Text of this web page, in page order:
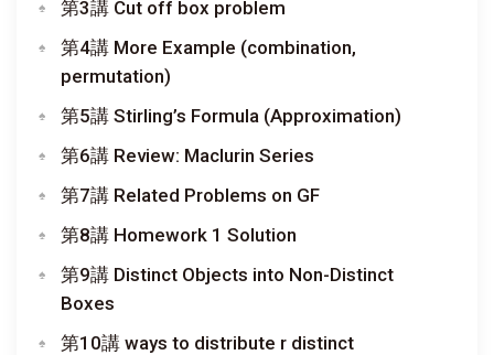
第3講 Cut off box problem
第4講 More Example (combination,
permutation)
第5講 Stirling’s Formula (Approximation)
第6講 Review: Maclurin Series
第7講 Related Problems on GF
第8講 Homework 1 Solution
第9講 Distinct Objects into Non-Distinct
Boxes
第10講 ways to distribute r distinct